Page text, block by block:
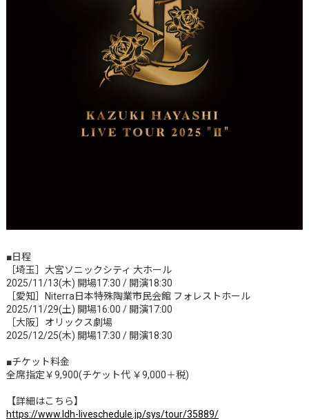
■日程
［埼玉］大宮ソニックシティ 大ホール
2025/11/13(木) 開場17:30 / 開演18:30
［愛知］Niterra日本特殊陶業市民会館 フォレストホール
2025/11/29(土) 開場16:00 / 開演17:00
［大阪］オリックス劇場
2025/12/25(木) 開場17:30 / 開演18:30
■チケット料金
全席指定￥9,900(チケット代 ￥9,000＋税)
【詳細はこちら】
https://www.ldh-liveschedule.jp/sys/tour/35889/